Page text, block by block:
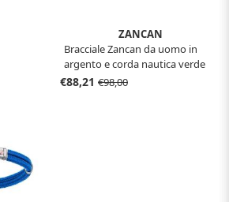
ZANCAN
Bracciale Zancan da uomo in
argento e corda nautica verde
€88,21 €98,00